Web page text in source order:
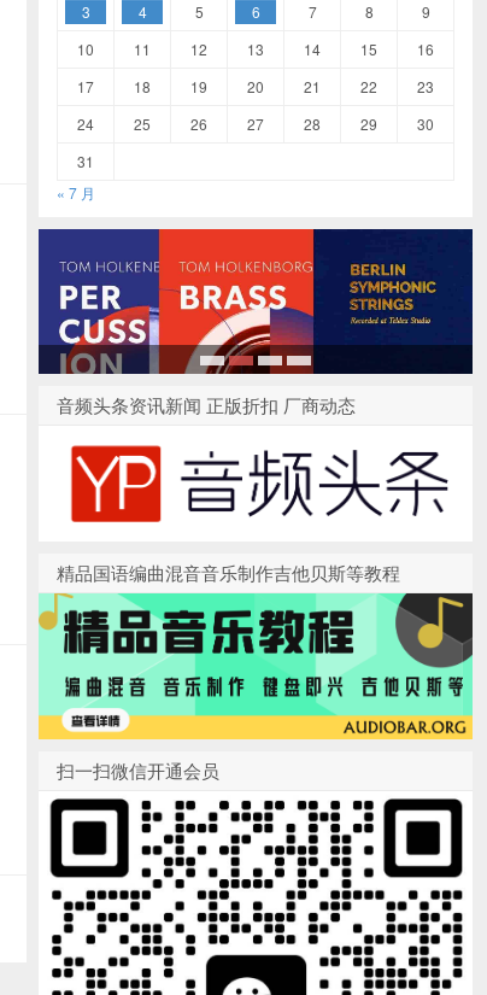
3
4 5 6 7 8
9
10
11 12 13 14 15
16
17
18 19 20 21 22
23
24
25 26 27 28 29
30
31
« 7 月
音频头条资讯新闻 正版折扣 厂商动态
精品国语编曲混音音乐制作吉他贝斯等教程
扫一扫微信开通会员